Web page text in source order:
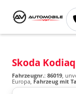
Skoda Kodiaq
Fahrzeugnr.: 86019,
Europa, Fahrzeug mit